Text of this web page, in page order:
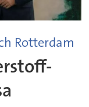
Rotterdam